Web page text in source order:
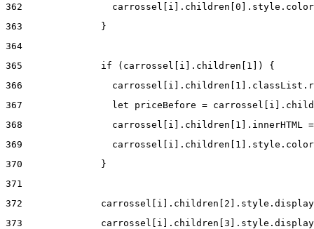
362
363
              }
364
365
              if (carrossel[i].children[1]) {
366
367
let priceBefore =
368
carrossel[i].children[1].innerHTML
369
370
              }
371
372
373